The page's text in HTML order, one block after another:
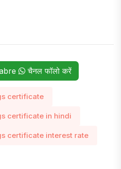
चैनल फॉलो करें
certificate
certificate in hindi
certificate interest rate